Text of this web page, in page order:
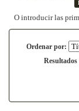
O introducir las
Ordenar por: